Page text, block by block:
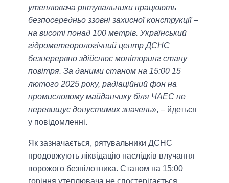
утеплювача рятувальники працюють
безпосередньо ззовні захисної конструкції –
на висоті понад 100 метрів. Український
гідрометеорологічний центр ДСНС
безперервно здійснює моніторинг стану
повітря. За даними станом на 15:00 15
лютого 2025 року, радіаційний фон на
промисловому майданчику біля ЧАЕС не
перевищує допустимих значень», – йдеться
у повідомленні.
Як зазначається, рятувальники ДСНС
продовжують ліквідацію наслідків влучання
ворожого безпілотника. Станом на 15:00
горіння утеплювача не спостерігається,